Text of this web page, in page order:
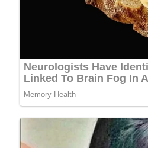
Anzahl der
Dieses Rezept reicht locker